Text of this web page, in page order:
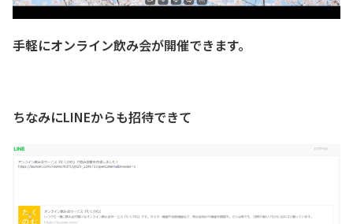
手軽にオンライン飲み会が開催できます。
ちなみにLINEからも招待できて